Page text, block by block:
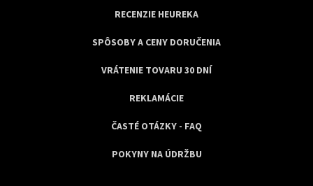
RECENZIE HEUREKA
SPÔSOBY A CENY DORUČENIA
VRÁTENIE TOVARU 30 DNÍ
REKLAMÁCIE
ČASTÉ OTÁZKY - FAQ
POKYNY NA ÚDRŽBU